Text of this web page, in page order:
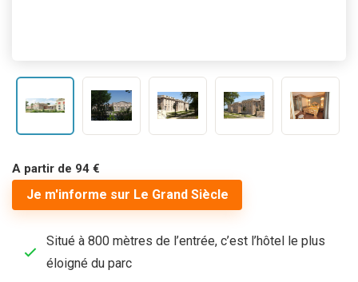
A partir de 94 €
Je m'informe sur Le Grand Siècle
Situé à 800 mètres de l’entrée, c’est l’hôtel le plus
éloigné du parc